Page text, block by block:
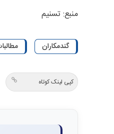
منبع: تسنیم
گندمکاران
کپی لینک کوتاه